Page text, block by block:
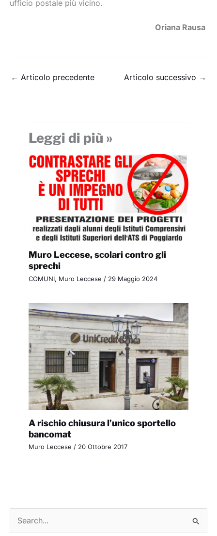
ufficio postale più vicino.
Oriana Rausa
← Articolo precedente Articolo successivo →
Leggi di più »
Muro Leccese, scolari contro gli
sprechi
COMUNI, Muro Leccese / 29 Maggio 2024
A rischio chiusura l’unico sportello
bancomat
Muro Leccese / 20 Ottobre 2017